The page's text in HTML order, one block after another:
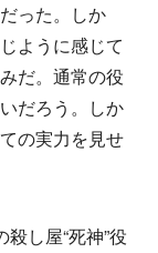
った。しか
ように感じて
だ。通常の役
だろう。しか
の実力を見せ
し屋“死神”役